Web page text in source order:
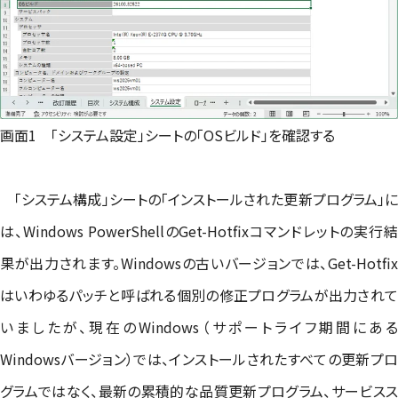
画面1 「システム設定」シートの「OSビルド」を確認する
「システム構成」シートの「インストールされた更新プログラム」に
は、Windows PowerShellのGet-Hotfixコマンドレットの実行結
果が出力されます。Windowsの古いバージョンでは、Get-Hotfix
はいわゆるパッチと呼ばれる個別の修正プログラムが出力されて
いましたが、現在のWindows（サポートライフ期間にある
Windowsバージョン）では、インストールされたすべての更新プロ
グラムではなく、最新の累積的な品質更新プログラム、サービスス